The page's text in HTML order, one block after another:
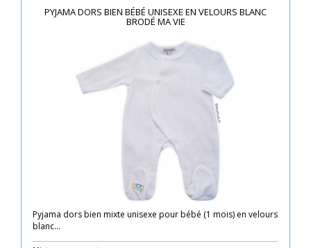
PYJAMA DORS BIEN BÉBÉ UNISEXE EN VELOURS BLANC
BRODÉ MA VIE
Pyjama dors bien mixte unisexe pour bébé (1 mois) en velours
blanc...